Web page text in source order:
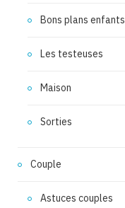
Bons plans enfants
Les testeuses
Maison
Sorties
Couple
Astuces couples